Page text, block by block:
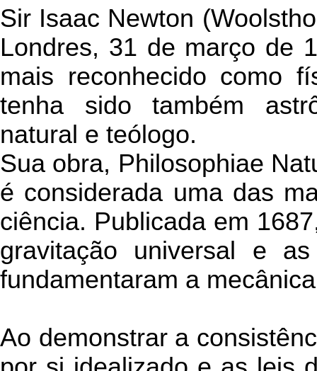
Sir Isaac Newton
Londres, 31 de março de
mais reconhecido como
tenha sido também
natural e teólogo.
Sua obra, Philosophiae
é considerada uma das
ciência. Publicada em
gravitação universal e
fundamentaram a
Ao demonstrar a